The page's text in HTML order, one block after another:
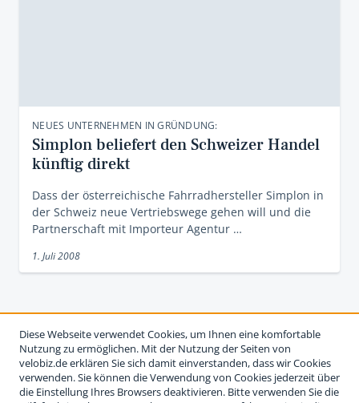
NEUES UNTERNEHMEN IN GRÜNDUNG:
Simplon beliefert den Schweizer Handel
künftig direkt
Dass der österreichische Fahrradhersteller Simplon in
der Schweiz neue Vertriebswege gehen will und die
Partnerschaft mit Importeur Agentur …
1. Juli 2008
Diese Webseite verwendet Cookies, um Ihnen eine komfortable
Nutzung zu ermöglichen. Mit der Nutzung der Seiten von
velobiz.de erklären Sie sich damit einverstanden, dass wir Cookies
verwenden. Sie können die Verwendung von Cookies jederzeit über
die Einstellung Ihres Browsers deaktivieren. Bitte verwenden Sie die